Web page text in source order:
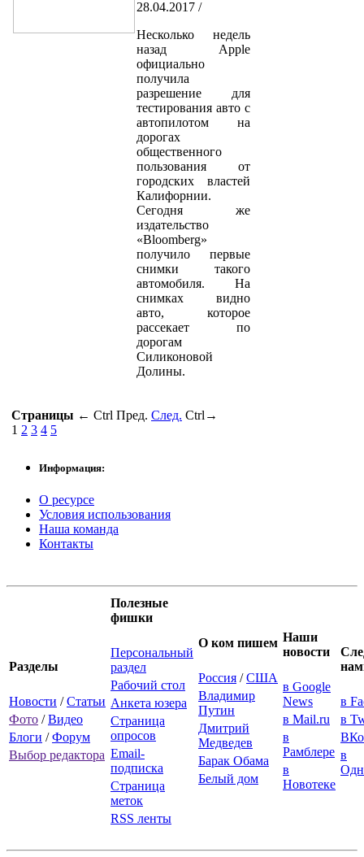
28.04.2017 /
Несколько недель
назад Apple
официально
получила
разрешение для
тестирования авто с
автопилотом на
дорогах
общественного
пользования от
городских властей
Калифорнии.
Сегодня же
издательство
«Bloomberg»
получило первые
снимки такого
автомобиля. На
снимках видно
авто, которое
рассекает по
дорогам
Силиконовой
Долины.
Страницы ← Ctrl Пред. След. Ctrl →
1 2 3 4 5
Информация:
О ресурсе
Условия использования
Наша команда
Контакты
Разделы
Новости /Статьи
Фото /Видео
Блоги /Форум
Выбор редактора
Полезные
фишки
Персональный
раздел
Рабочий стол
Анкета юзера
Страница
опросов
Email-
подписка
Страница
меток
RSS ленты
О ком пишем
Россия /США
Владимир
Путин
Дмитрий
Медведев
Барак Обама
Белый дом
Наши
новости
в Google
News
в Mail.ru
в
Рамблере
в
Новотеке
в
в
в